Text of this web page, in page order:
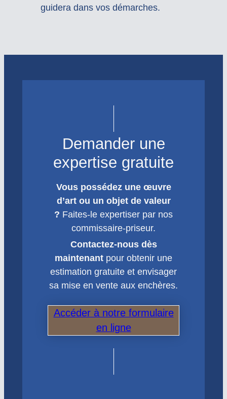
guidera dans vos démarches.
Demander une
expertise gratuite
Vous possédez une œuvre
d’art ou un objet de valeur
? Faites-le expertiser par nos
commissaire-priseur.
Contactez-nous dès
maintenant pour obtenir une
estimation gratuite et envisager
sa mise en vente aux enchères.
Accéder à notre formulaire
en ligne